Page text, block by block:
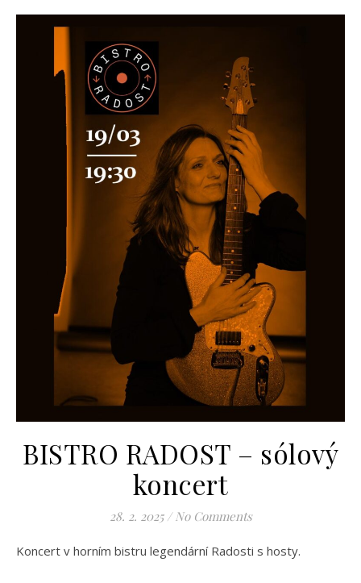
BISTRO RADOST – sólový
koncert
28. 2. 2025 / No Comments
Koncert v horním bistru legendární Radosti s hosty.